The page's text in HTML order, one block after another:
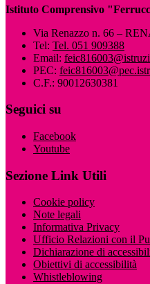
Istituto Comprensivo
Via Renazzo n. 66 –
Tel: Tel. 051 909388
Email:
PEC:
C.F.: 90012630381
Seguici su
Facebook
Youtube
Sezione Link Utili
Cookie policy
Note legali
Informativa Privacy
Ufficio Relazioni con il
Dichiarazione di
Obiettivi di accessibilità
Whistleblowing